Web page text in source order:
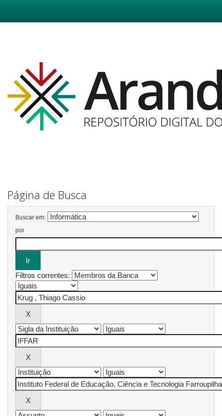
Página de Busca
Buscar em:
por
Filtros correntes: